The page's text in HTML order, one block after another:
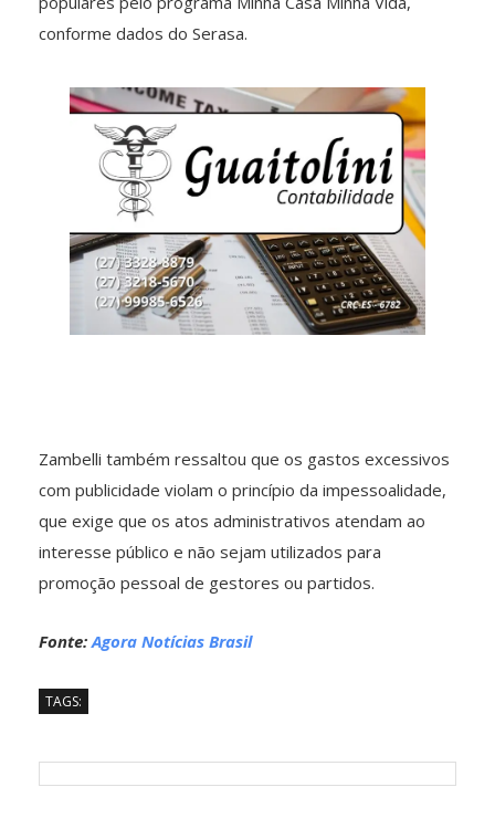
conforme dados do Serasa.
Zambelli também ressaltou que os gastos excessivos
com publicidade violam o princípio da impessoalidade,
que exige que os atos administrativos atendam ao
interesse público e não sejam utilizados para
promoção pessoal de gestores ou partidos.
Fonte: Agora Notícias Brasil
TAGS: